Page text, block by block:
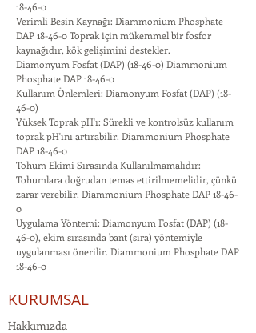
18-46-0
Verimli Besin Kaynağı: Diammonium Phosphate
DAP 18-46-0 Toprak için mükemmel bir fosfor
kaynağıdır, kök gelişimini destekler.
Diamonyum Fosfat (DAP) (18-46-0) Diammonium
Phosphate DAP 18-46-0
Kullanım Önlemleri: Diamonyum Fosfat (DAP) (18-
46-0)
Yüksek Toprak pH'ı: Sürekli ve kontrolsüz kullanım
toprak pH'ını artırabilir. Diammonium Phosphate
DAP 18-46-0
Tohum Ekimi Sırasında Kullanılmamalıdır:
Tohumlara doğrudan temas ettirilmemelidir, çünkü
zarar verebilir. Diammonium Phosphate DAP 18-46-
0
Uygulama Yöntemi: Diamonyum Fosfat (DAP) (18-
46-0), ekim sırasında bant (sıra) yöntemiyle
uygulanması önerilir. Diammonium Phosphate DAP
18-46-0
KURUMSAL
Hakkımızda